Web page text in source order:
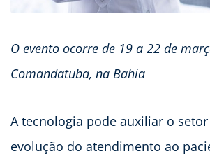
O evento ocorre de 19 a 22 de
Comandatuba, na Bahia
A tecnologia pode auxiliar o
evolução do atendimento ao